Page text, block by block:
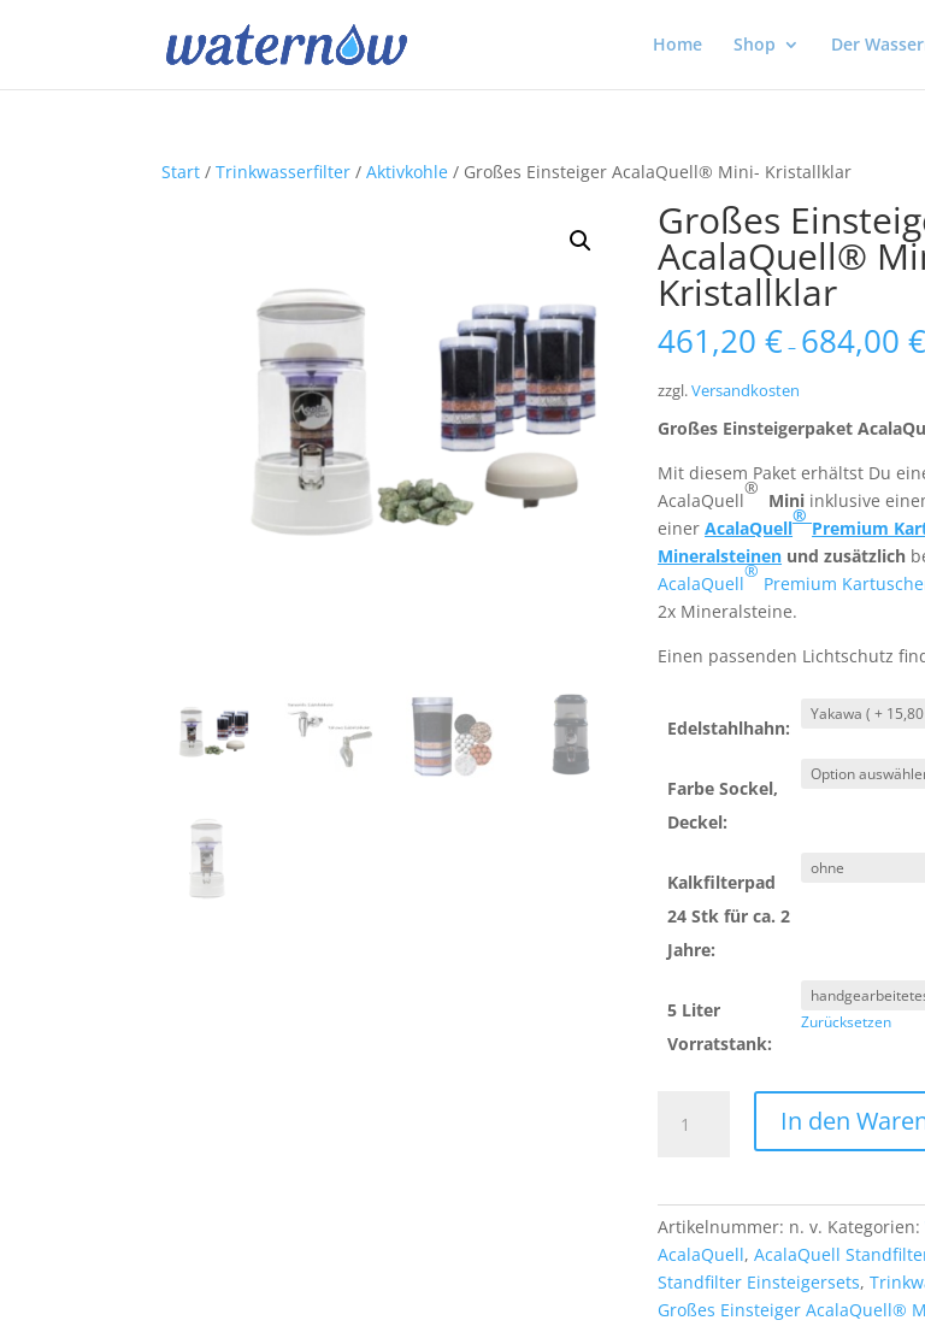
Home Shop Der
Start /Trinkwasserfilter /Aktivkohle / Großes Einsteiger AcalaQuell® Mini- Kristallklar
Großes
AcalaQuell®
Kristallklar
461,20€ – 684,00€
zzgl.Versandkosten
Großes Einsteigerpaket
Mit diesem Paket erhältst Du
AcalaQuell
®
Mini inklusive
einerAcalaQuell
®
Premium
Mineralsteinen und zusätzlich
AcalaQuell
®
Premium
2x Mineralsteine.
Einen passenden Lichtschutz
Edelstahlhahn:
Farbe Sockel,
Deckel:
Kalkfilterpad
24 Stk für ca. 2
Jahre:
5 Liter
Vorratstank:
Zurücksetzen
Einsteiger
AcalaQuell®
Kristallklar
Menge
In den
Artikelnummer: n. v. Kategorien:
AcalaQuell,AcalaQuell
Standfilter Einsteigersets,
Großes Einsteiger AcalaQuell®